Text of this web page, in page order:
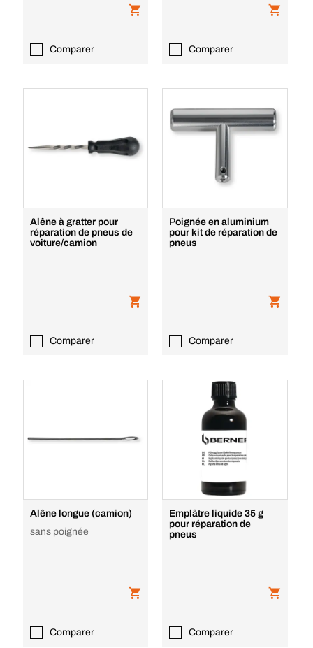
Comparer Comparer
Alêne à gratter pour
réparation de pneus de
voiture/camion
Comparer
Poignée en aluminium
pour kit de réparation de
pneus
Comparer
Alêne longue (camion)
sans poignée
Comparer
Emplâtre liquide 35 g
pour réparation de
pneus
Comparer